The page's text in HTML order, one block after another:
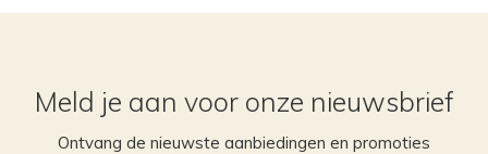
Meld je aan voor onze nieuwsbrief
Ontvang de nieuwste aanbiedingen en promoties